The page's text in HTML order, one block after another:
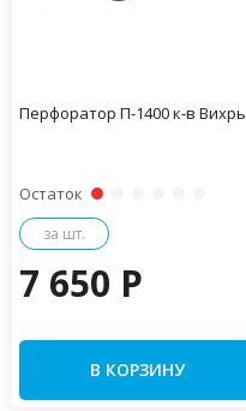
Перфоратор П-1400 к-в Вихрь
Остаток
за шт.
7 650 P
В КОРЗИНУ